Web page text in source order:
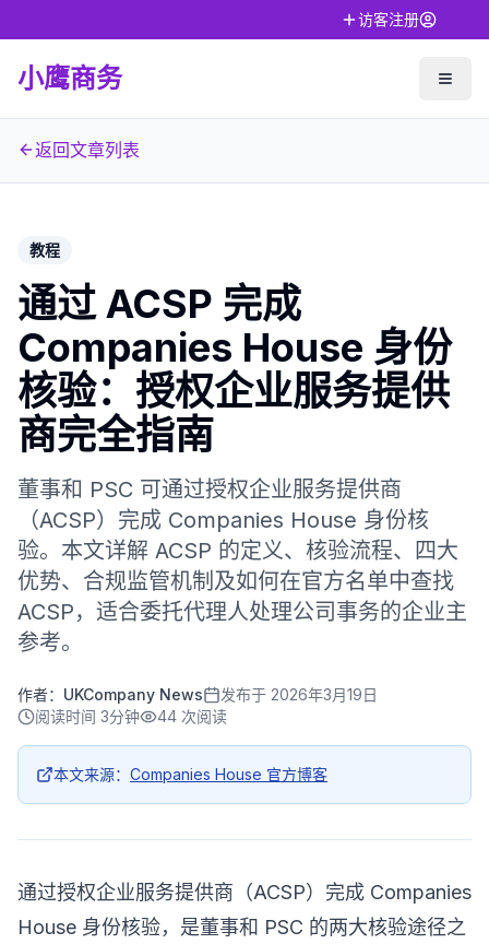
访客注册
小鹰商务
返回文章列表
教程
通过 ACSP 完成
Companies House 身份
核验：授权企业服务提供
商完全指南
董事和 PSC 可通过授权企业服务提供商
（ACSP）完成 Companies House 身份核
验。本文详解 ACSP 的定义、核验流程、四大
优势、合规监管机制及如何在官方名单中查找
ACSP，适合委托代理人处理公司事务的企业主
参考。
作者： UKCompany News 发布于 2026年3月19日
阅读时间 3分钟 44 次阅读
本文来源： Companies House 官方博客
通过授权企业服务提供商（ACSP）完成 Companies
House 身份核验，是董事和 PSC 的两大核验途径之